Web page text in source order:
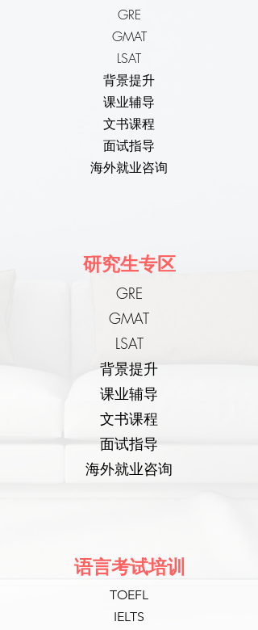
GRE
GMAT
LSAT
背景提升
课业辅导
文书课程
面试指导
海外就业咨询
研究生专区
GRE
GMAT
LSAT
背景提升
课业辅导
文书课程
面试指导
海外就业咨询
语言考试培训
TOEFL
IELTS